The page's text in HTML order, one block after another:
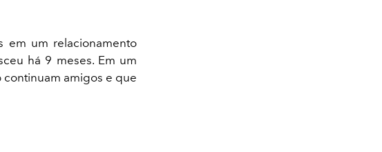
em um relacionamento
há 9 meses. Em um
continuam amigos e que